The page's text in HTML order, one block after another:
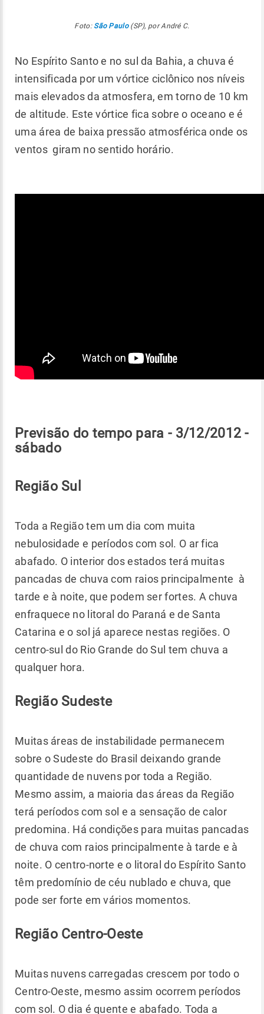
Foto: São Paulo(SP), por André C.
No Espírito Santo e no sul da Bahia, a chuva é
intensificada por um vórtice ciclônico nos níveis
mais elevados da atmosfera, em torno de 10 km
de altitude. Este vórtice fica sobre o oceano e é
uma área de baixa pressão atmosférica onde os
ventos giram no sentido horário.
Previsão do tempo para - 3/12/2012 -
sábado
Região Sul
Toda a Região tem um dia com muita
nebulosidade e períodos com sol. O ar fica
abafado. O interior dos estados terá muitas
pancadas de chuva com raios principalmente à
tarde e à noite, que podem ser fortes. A chuva
enfraquece no litoral do Paraná e de Santa
Catarina e o sol já aparece nestas regiões. O
centro-sul do Rio Grande do Sul tem chuva a
qualquer hora.
Região Sudeste
Muitas áreas de instabilidade permanecem
sobre o Sudeste do Brasil deixando grande
quantidade de nuvens por toda a Região.
Mesmo assim, a maioria das áreas da Região
terá períodos com sol e a sensação de calor
predomina. Há condições para muitas pancadas
de chuva com raios principalmente à tarde e à
noite. O centro-norte e o litoral do Espírito Santo
têm predomínio de céu nublado e chuva, que
pode ser forte em vários momentos.
Região Centro-Oeste
Muitas nuvens carregadas crescem por todo o
Centro-Oeste, mesmo assim ocorrem períodos
com sol. O dia é quente e abafado. Toda a